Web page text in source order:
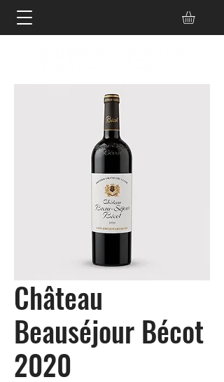
Château
Beauséjour Bécot
2020